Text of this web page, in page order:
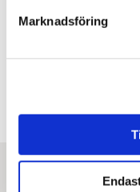
Marknadsföring
Facebook